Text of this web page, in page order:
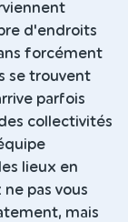
d'endroits
forcément
se trouvent
parfois
collectivités
lieux en
pas vous
mais